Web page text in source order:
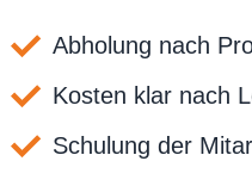
Abholung nach
Kosten klar nach
Schulung der